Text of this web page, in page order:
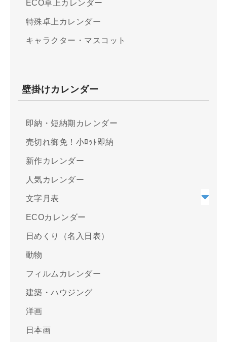
ECO卓上カレンダー
特殊卓上カレンダー
キャラクター・マスコット
壁掛けカレンダー
即納・短納期カレンダー
売切れ御免！小ﾛｯﾄ即納
新作カレンダー
人気カレンダー
文字月表
ECOカレンダー
日めくり（名入日表）
動物
フィルムカレンダー
建築・ハウジング
洋画
日本画